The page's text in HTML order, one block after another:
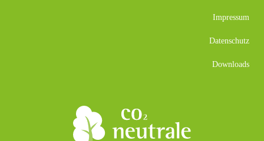
Impressum
Datenschutz
Downloads